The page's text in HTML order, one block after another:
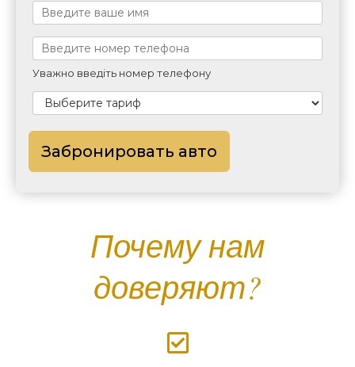
Уважно введіть номер телефону
Забронировать авто
Почему нам
доверяют?